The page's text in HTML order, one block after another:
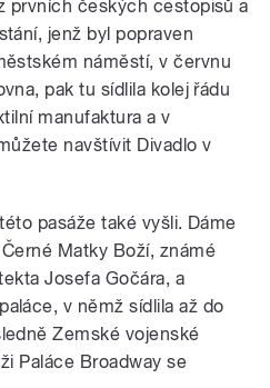
prvních českých cestopisů a
jenž byl popraven
náměstí, v červnu
pak tu sídlila kolej řádu
manufaktura a v
navštívit Divadlo v
pasáže také vyšli. Dáme
Matky Boží, známé
Josefa Gočára, a
v němž sídlila až do
Zemské vojenské
Paláce Broadway se